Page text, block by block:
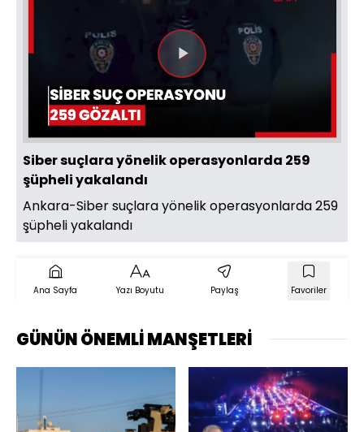
Videoyu
Oynat
Siber suçlara yönelik operasyonlarda 259
şüpheli yakalandı
Ankara-Siber suçlara yönelik operasyonlarda 259
şüpheli yakalandı
Ana Sayfa Yazı Boyutu Paylaş Favoriler
GÜNÜN ÖNEMLİ MANŞETLERİ